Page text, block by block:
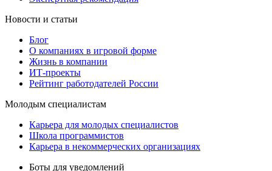
Новости и статьи
Блог
О компаниях в игровой форме
Жизнь в компании
ИТ-проекты
Рейтинг работодателей России
Молодым специалистам
Карьера для молодых специалистов
Школа программистов
Карьера в некоммерческих организациях
Боты для уведомлений